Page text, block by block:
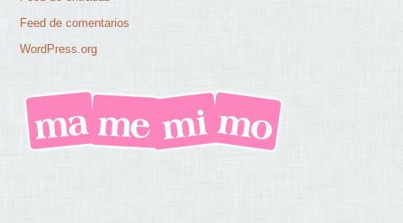
Feed de comentarios
WordPress.org